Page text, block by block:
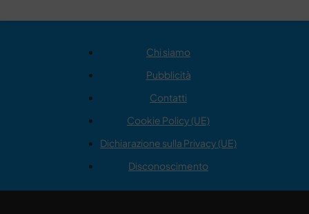
Chi siamo
Pubblicità
Contatti
Cookie Policy (UE)
Dichiarazione sulla Privacy (UE)
Disconoscimento